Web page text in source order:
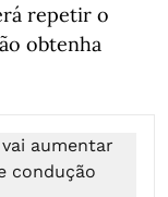
repetir o
obtenha